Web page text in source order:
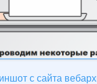
с сайта